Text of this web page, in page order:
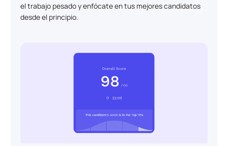
el trabajo pesado y enfócate en tus mejores candidatos
desde el principio.